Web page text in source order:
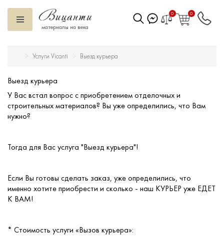
материалы на века
0 0
Искусственный камень
Вентилируемый фасад
Декоративные элементы
Ступени
Услуги Vicanti Выезд курьера
Выезд курьера
У Вас встал вопрос с приобретением отделочных и
строительных материалов? Вы уже определились, что Вам
нужно?
Тогда для Вас услуга "Выезд курьера"!
Если Вы готовы сделать заказ, уже определились, что
именно хотите приобрести и сколько - наш КУРЬЕР уже ЕДЕТ
К ВАМ!
* Стоимость услуги «Вызов курьера»: